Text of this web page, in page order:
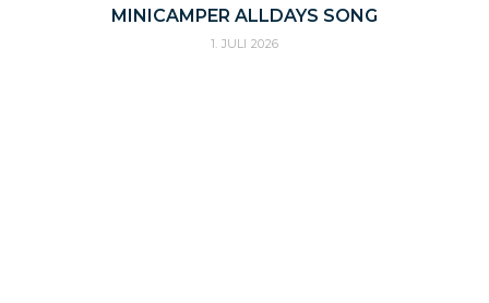
MINICAMPER ALLDAYS SONG
1. JULI 2026